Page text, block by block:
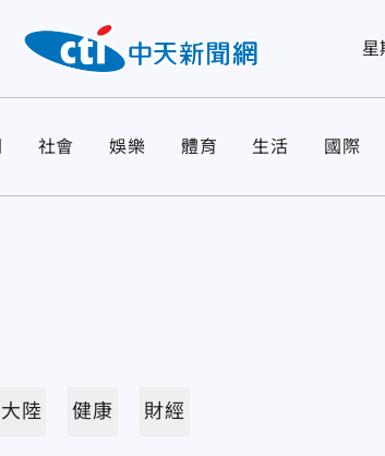
星
社會 娛樂 體育 生活 國際
大陸 健康 財經